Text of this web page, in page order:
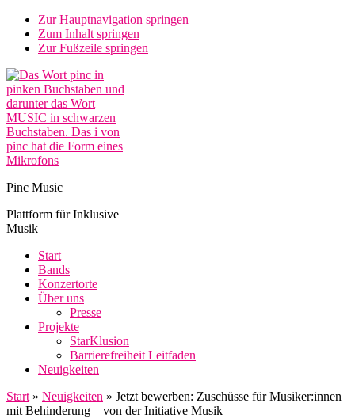
Zur Hauptnavigation springen
Zum Inhalt springen
Zur Fußzeile springen
Pinc Music
Plattform für Inklusive
Musik
Start
Bands
Konzertorte
Über uns
Presse
Projekte
StarKlusion
Barrierefreiheit Leitfaden
Neuigkeiten
Start » Neuigkeiten » Jetzt bewerben: Zuschüsse für Musiker:innen
mit Behinderung – von der Initiative Musik